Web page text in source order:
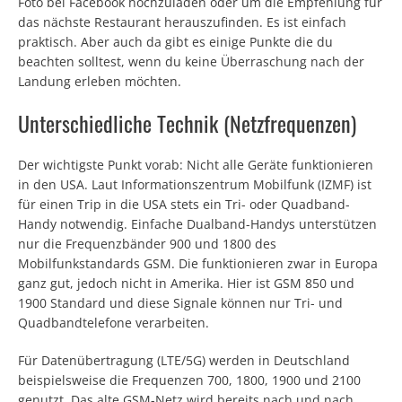
das nächste Restaurant herauszufinden. Es ist einfach
praktisch. Aber auch da gibt es einige Punkte die du
beachten solltest, wenn du keine Überraschung nach der
Landung erleben möchten.
Unterschiedliche Technik (Netzfrequenzen)
Der wichtigste Punkt vorab: Nicht alle Geräte funktionieren
in den USA. Laut Informationszentrum Mobilfunk (IZMF) ist
für einen Trip in die USA stets ein Tri- oder Quadband-
Handy notwendig. Einfache Dualband-Handys unterstützen
nur die Frequenzbänder 900 und 1800 des
Mobilfunkstandards GSM. Die funktionieren zwar in Europa
ganz gut, jedoch nicht in Amerika. Hier ist GSM 850 und
1900 Standard und diese Signale können nur Tri- und
Quadbandtelefone verarbeiten.
Für Datenübertragung (LTE/5G) werden in Deutschland
beispielsweise die Frequenzen 700, 1800, 1900 und 2100